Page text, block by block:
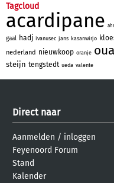
Tagcloud
acardipane
gaal hadj ivanusec jans kasanwirjo
nederland nieuwkoop oranje
steijn tengstedt ueda valente
Direct naar
Aanmelden / inloggen
Feyenoord Forum
Stand
Kalender